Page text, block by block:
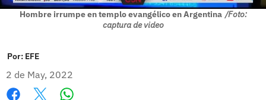
Hombre irrumpe en templo evangélico en Argentina /Foto:
captura de video
Por: EFE
2 de May, 2022